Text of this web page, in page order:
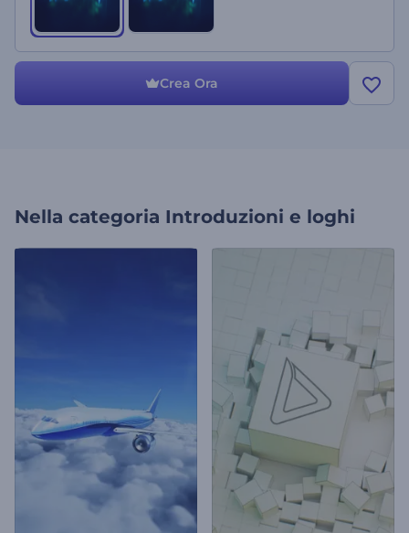
Crea Ora
Nella categoria Introduzioni e loghi